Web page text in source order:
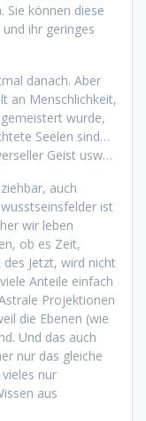
Sie können diese
ihr geringes
danach. Aber
an Menschlichkeit,
wurde,
Seelen sind…
Geist usw…
auch
ist
wir leben
ob es Zeit,
Jetzt, wird nicht
Anteile einfach
Projektionen
die Ebenen (wie
Und das auch
nur das gleiche
nur
aus